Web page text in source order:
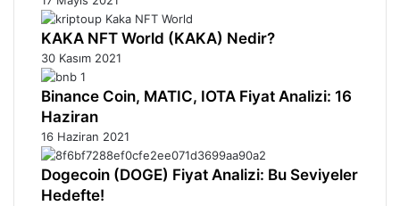
KAKA NFT World (KAKA) Nedir?
30 Kasım 2021
Binance Coin, MATIC, IOTA Fiyat Analizi: 16
Haziran
16 Haziran 2021
Dogecoin (DOGE) Fiyat Analizi: Bu Seviyeler
Hedefte!